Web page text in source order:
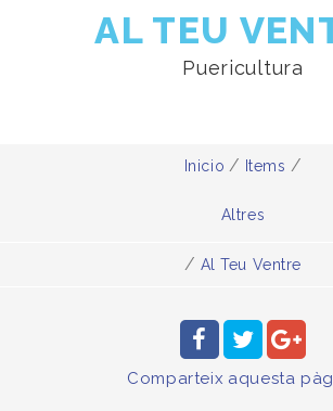
AL TEU
Puericultura
Inicio / Items /
Altres
/ Al Teu Ventre
Comparteix aquesta